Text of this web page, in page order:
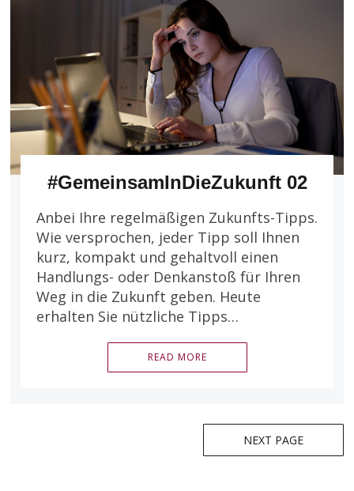
#GemeinsamInDieZukunft 02
Anbei Ihre regelmäßigen Zukunfts-Tipps.
Wie versprochen, jeder Tipp soll Ihnen
kurz, kompakt und gehaltvoll einen
Handlungs- oder Denkanstoß für Ihren
Weg in die Zukunft geben. Heute
erhalten Sie nützliche Tipps…
READ MORE
Beitragsnavigation NEXT PAGE